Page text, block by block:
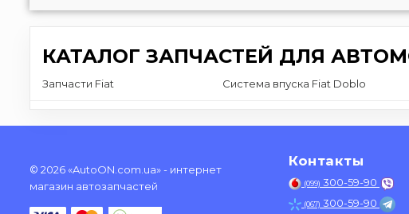
КАТАЛОГ ЗАПЧАСТЕЙ ДЛЯ
Запчасти Fiat Система впуска Fiat Doblo
© 2026 «AutoON.com.ua» - интернет
магазин автозапчастей
Контакты
(099) 300-59-90
(067) 300-59-90